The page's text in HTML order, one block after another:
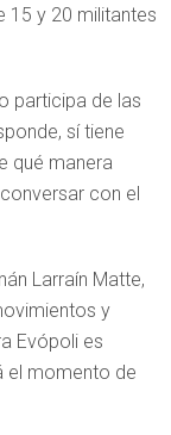
15 y 20 militantes
participa de las
sí tiene
qué manera
con el
Larraín Matte,
y
Evópoli es
el momento de